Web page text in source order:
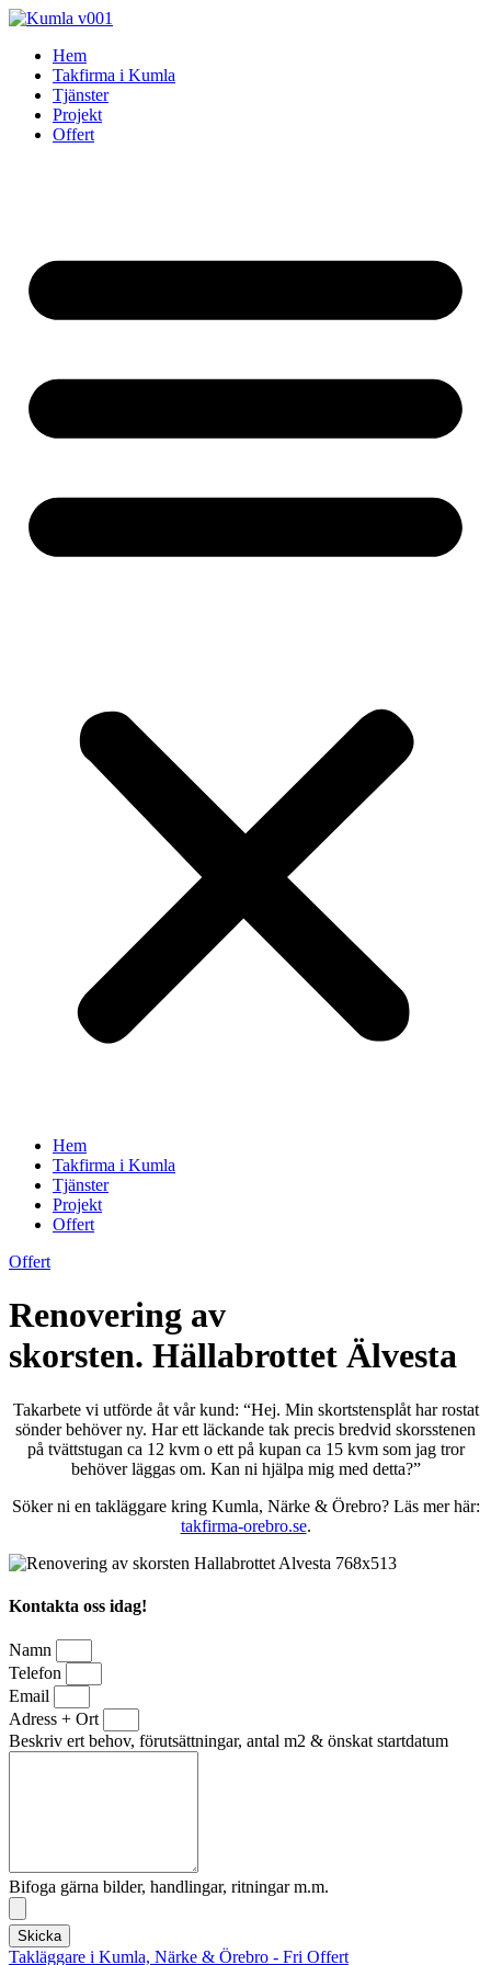
Skip
contentHem
Takfirma i Kumla
Tjänster
Projekt
Offert
Hem
Takfirma i Kumla
Tjänster
Projekt
Offert
Offert
Renovering av
skorsten. Hällabrottet Älvesta
Takarbete vi utförde åt vår kund: “Hej. Min skortstensplåt har rostat
sönder behöver ny. Har ett läckande tak precis bredvid skorsstenen
på tvättstugan ca 12 kvm o ett på kupan ca 15 kvm som jag tror
behöver läggas om. Kan ni hjälpa mig med detta?”
Söker ni en takläggare kring Kumla, Närke & Örebro? Läs mer här:
takfirma-orebro.se.
Kontakta oss idag!
Namn
Telefon
Email
Adress + Ort
Beskriv ert behov, förutsättningar, antal m2 & önskat startdatum
Bifoga gärna bilder, handlingar, ritningar m.m.
Skicka
Takläggare i Kumla, Närke & Örebro - Fri Offert